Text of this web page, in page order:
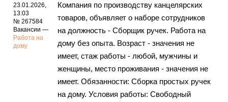
23.01.2026,
13:03
№ 267584
Вакансии —
Работа на
дому
Компания по производству канцелярских
товаров, объявляет о наборе сотрудников
на должность - Сборщик ручек. Работа на
дому без опыта. Возраст - значения не
имеет, стаж работы - любой, мужчины и
женщины, место проживания - значения не
имеет. Обязанности: Сборка простых ручек
на дому. Условия работы: Свободный